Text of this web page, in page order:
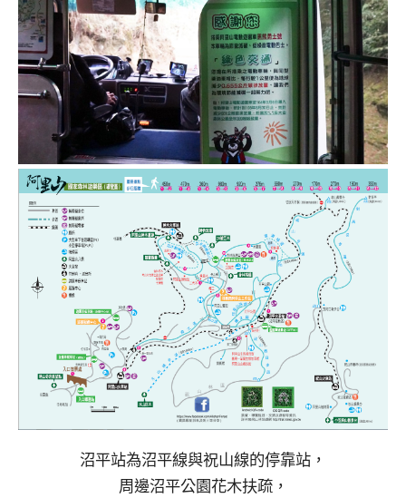
沼平站為沼平線與祝山線的停靠站，
周邊沼平公園花木扶疏，